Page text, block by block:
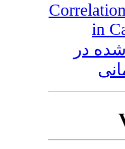
in
در